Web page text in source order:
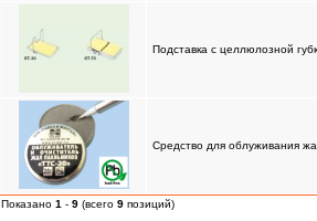
Подставка с целлюлозной
Средство для облуживания
Показано 1 - 9 (всего 9 позиций)